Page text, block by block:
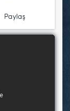
Paylaş